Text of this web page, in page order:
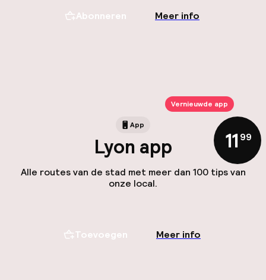
Abonneren Meer info
Vernieuwde app
App
Lyon app
Alle routes van de stad met meer dan 100 tips van
onze local.
11 ,99
Toevoegen Meer info